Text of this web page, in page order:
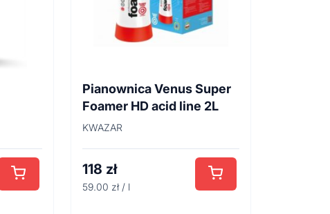
Pianownica Venus Super
Foamer HD acid line 2L
KWAZAR
118 zł
59.00 zł / l